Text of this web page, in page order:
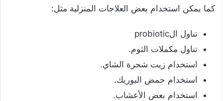
كما يمكن استخدام بعض العلاجات المنزلية مثل:
تناول الprobiotic
تناول مكملات الثوم.
استخدام زيت شجرة الشاي.
استخدام حمض البوريك.
استخدام بعض الأعشاب.